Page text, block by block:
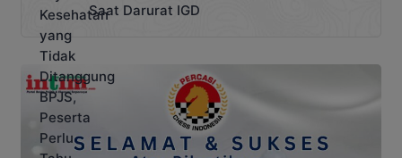
Saat Darurat IGD